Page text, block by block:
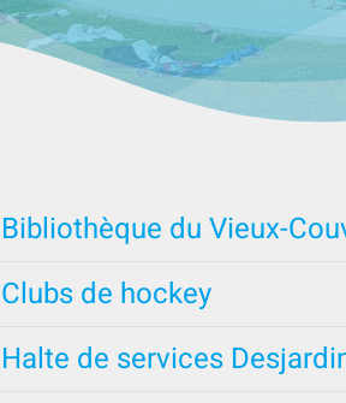
Bibliothèque du Vieux-
Clubs de hockey
Halte de services